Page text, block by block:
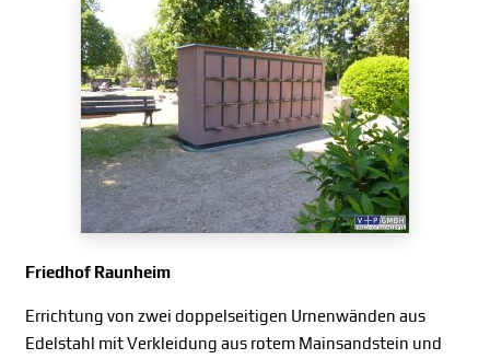
Friedhof Raunheim
Errichtung von zwei doppelseitigen Urnenwänden aus
Edelstahl mit Verkleidung aus rotem Mainsandstein und